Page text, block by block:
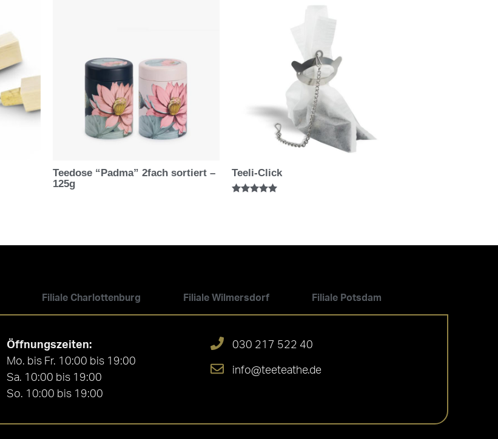
Teedose “Padma” 2fach sortiert –
125g
Teeli-Click
Filiale Charlottenburg Filiale Wilmersdorf Filiale Potsdam
Öffnungszeiten:
Mo. bis Fr. 10:00 bis 19:00
Sa. 10:00 bis 19:00
So. 10:00 bis 19:00
030 217 522 40
info@teeteathe.de